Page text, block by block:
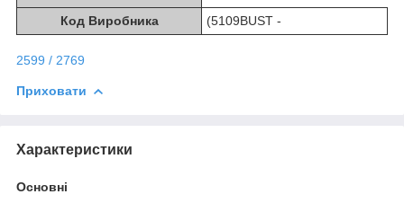
Код Виробника (5109BUST -
2599 / 2769
Приховати
Характеристики
Основні